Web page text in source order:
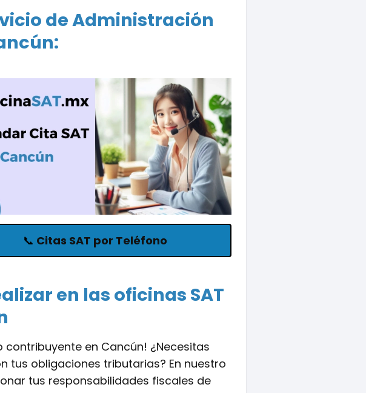
de Administración
📞 Citas SAT por Teléfono
en las oficinas SAT
en Cancún! ¿Necesitas
tus obligaciones tributarias? En nuestro
tus responsabilidades fiscales de